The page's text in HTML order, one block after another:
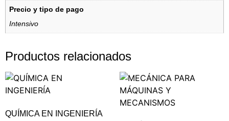
Precio y tipo de pago
Intensivo
Productos relacionados
QUÍMICA EN INGENIERÍA